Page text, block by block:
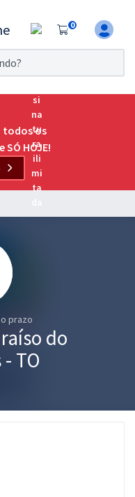
0
da
todos os
HOJE!
prazo
do
TO